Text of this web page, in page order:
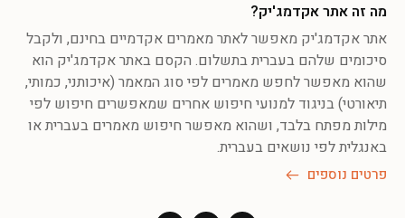
מה זה אתר אקדמג'יק?
אתר אקדמג'יק מאפשר לאתר מאמרים אקדמיים בחינם, ולקבל
סיכומים שלהם בעברית בתשלום. הקסם באתר אקדמג'יק הוא
שהוא מאפשר לחפש מאמרים לפי סוג המאמר (איכותני, כמותי,
תיאורטי) בניגוד למנועי חיפוש אחרים שמאפשרים חיפוש לפי
מילות מפתח בלבד, ושהוא מאפשר חיפוש מאמרים בעברית או
באנגלית לפי נושאים בעברית.
פרטים נוספים